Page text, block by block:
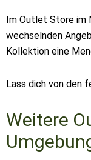
Im Outlet Store im
wechselnden
Kollektion eine
Lass dich von den
Weitere